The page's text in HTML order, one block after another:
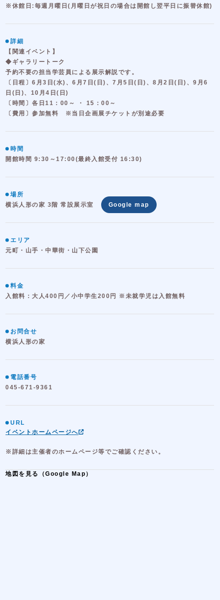
※休館日:毎週月曜日(月曜日が祝日の場合は開館し翌平日に振替休館)
詳細
【関連イベント】
◆ギャラリートーク
予約不要の担当学芸員による展示解説です。
〔日程〕6月3日(水)、6月7日(日)、7月5日(日)、8月2日(日)、9月6
日(日)、10月4日(日)
〔時間〕各日11：00～ ・ 15：00～
〔費用〕参加無料 ※当日企画展チケットが別途必要
時間
開館時間 9:30～17:00(最終入館受付 16:30)
場所
横浜人形の家 3階 常設展示室
Google map
エリア
元町・山手・中華街・山下公園
料金
入館料：大人400円／小中学生200円 ※未就学児は入館無料
お問合せ
横浜人形の家
電話番号
045-671-9361
URL
イベントホームページへ
※詳細は主催者のホームページ等でご確認ください。
地図を見る（Google Map）